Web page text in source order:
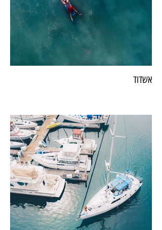
אשדוד